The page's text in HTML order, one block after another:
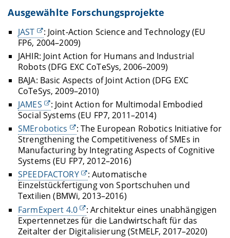
Ausgewählte Forschungsprojekte
JAST
: Joint-Action Science and Technology (EU
FP6, 2004–2009)
JAHIR: Joint Action for Humans and Industrial
Robots (DFG EXC CoTeSys, 2006–2009)
BAJA: Basic Aspects of Joint Action (DFG EXC
CoTeSys, 2009–2010)
JAMES
: Joint Action for Multimodal Embodied
Social Systems (EU FP7, 2011–2014)
SMErobotics
: The European Robotics Initiative for
Strengthening the Competitiveness of SMEs in
Manufacturing by Integrating Aspects of Cognitive
Systems (EU FP7, 2012–2016)
SPEEDFACTORY
: Automatische
Einzelstückfertigung von Sportschuhen und
Textilien (BMWi, 2013–2016)
FarmExpert 4.0
: Architektur eines unabhängigen
Expertennetzes für die Landwirtschaft für das
Zeitalter der Digitalisierung (StMELF, 2017–2020)